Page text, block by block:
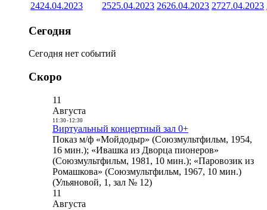
2424.04.2023 2525.04.2023 2626.04.2023 2727.04.2023
Сегодня
Сегодня нет событий
Скоро
11
Августа
11:30- 12:30
Виртуальный концертный зал 0+
Показ м/ф «Мойдодыр» (Союзмультфильм, 1954,
16 мин.); «Ивашка из Дворца пионеров»
(Союзмультфильм, 1981, 10 мин.); «Паровозик из
Ромашкова» (Союзмультфильм, 1967, 10 мин.)
(Ульяновой, 1, зал № 12)
11
Августа